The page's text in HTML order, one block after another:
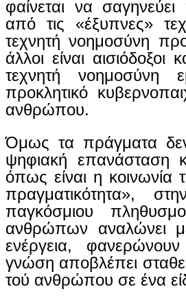
φαίνεται να
από τις «έξυπνες»
τεχνητή νοημοσύνη
άλλοι είναι
τεχνητή νοημοσύνη
προκλητικό
ανθρώπου.
Όμως τα πράγματα
ψηφιακή επανάσταση
όπως είναι η κοινωνία
πραγματικότητα»,
παγκόσμιου
ανθρώπων αναλώνει
ενέργεια,
γνώση αποβλέπει
τού ανθρώπου σε ένα